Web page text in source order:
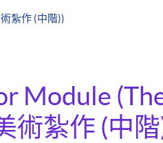
紮作 (中階))
Module
術紮作 (中